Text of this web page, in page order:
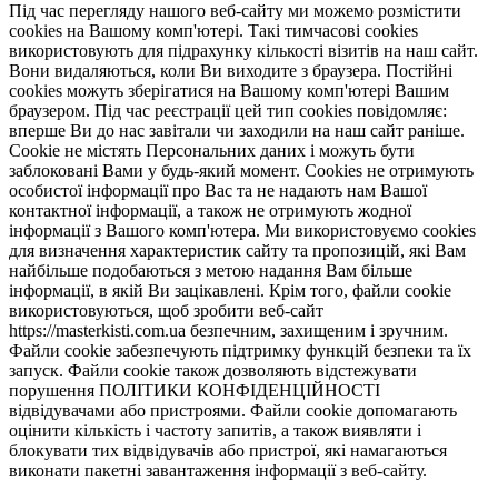
Під час перегляду нашого веб-сайту ми можемо розмістити
cookies на Вашому комп'ютері. Такі тимчасові cookies
використовують для підрахунку кількості візитів на наш сайт.
Вони видаляються, коли Ви виходите з браузера. Постійні
cookies можуть зберігатися на Вашому комп'ютері Вашим
браузером. Під час реєстрації цей тип cookies повідомляє:
вперше Ви до нас завітали чи заходили на наш сайт раніше.
Cookie не містять Персональних даних і можуть бути
заблоковані Вами у будь-який момент. Сookies не отримують
особистої інформації про Вас та не надають нам Вашої
контактної інформації, а також не отримують жодної
інформації з Вашого комп'ютера. Ми використовуємо cookies
для визначення характеристик сайту та пропозицій, які Вам
найбільше подобаються з метою надання Вам більше
інформації, в якій Ви зацікавлені. Крім того, файли cookie
використовуються, щоб зробити веб-сайт
https://masterkisti.com.ua безпечним, захищеним і зручним.
Файли cookie забезпечують підтримку функцій безпеки та їх
запуск. Файли cookie також дозволяють відстежувати
порушення ПОЛІТИКИ КОНФІДЕНЦІЙНОСТІ
відвідувачами або пристроями. Файли cookie допомагають
оцінити кількість і частоту запитів, а також виявляти і
блокувати тих відвідувачів або пристрої, які намагаються
виконати пакетні завантаження інформації з веб-сайту.